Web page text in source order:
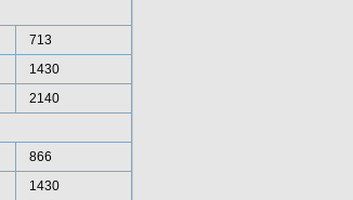
713
1430
2140
866
1430